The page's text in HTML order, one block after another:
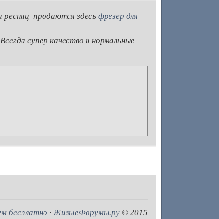
продаются здесь фрезер для
супер качество и нормальные
бесплатно · ЖивыеФорумы.ру © 2015